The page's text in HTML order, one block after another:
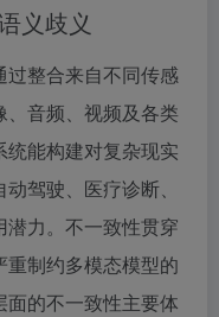
义歧义
整合来自不同传感
、音频、视频及各类
能构建对复杂现实
驾驶、医疗诊断、
力。不一致性贯穿
制约多模态模型的
的不一致性主要体